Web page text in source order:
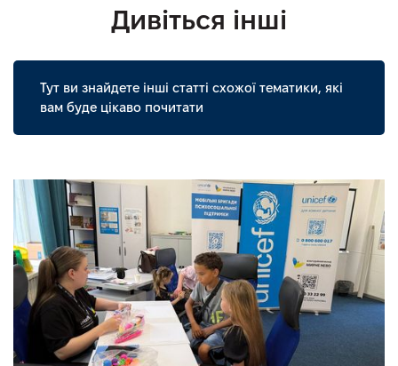
Дивіться інші
Тут ви знайдете інші статті схожої тематики, які
вам буде цікаво почитати